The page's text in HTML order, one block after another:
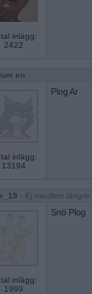
inlägg:
2422
en
inlägg:
13194
Plog Ar
- Ej medlem längre
inlägg:
1999
Snö Plog